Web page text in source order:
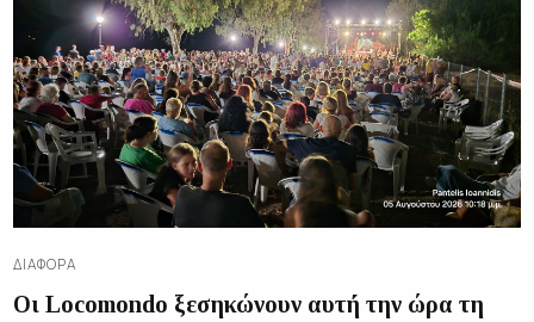
ΔΙΑΦΟΡΑ
Οι Locomondo ξεσηκώνουν αυτή την ώρα τη